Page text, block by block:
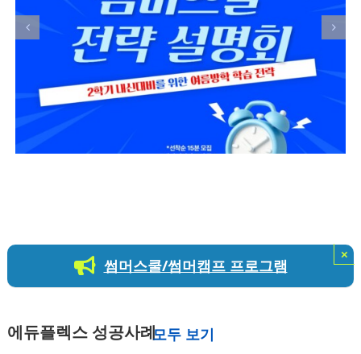
플
렉
썸머스쿨/썸머캠프 프로그램
×
에듀플렉스 성공사례